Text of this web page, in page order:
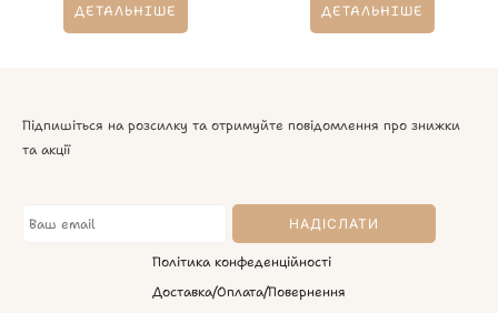
ДЕТАЛЬНІШЕ ДЕТАЛЬНІШЕ
Підпишіться на розсилку та отримуйте повідомлення про знижки
та акції
Політика конфеденційності
Доставка/Оплата/Повернення